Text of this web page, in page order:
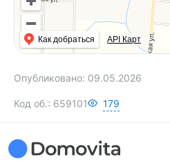
Как добраться API Карт
Опубликовано: 09.05.2026
Код об.: 659101 179